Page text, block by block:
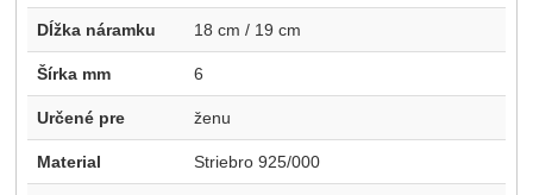
Dĺžka náramku 18 cm / 19 cm
Šírka mm 6
Určené pre ženu
Material Striebro 925/000